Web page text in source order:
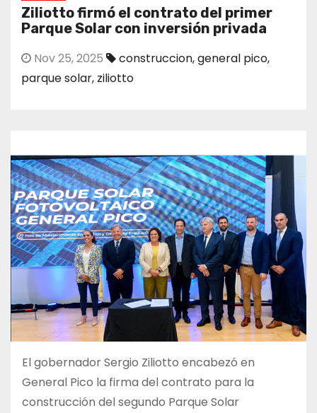
Ziliotto firmó el contrato del primer
Parque Solar con inversión privada
Nov 25, 2025 construccion,general pico,
parque solar, ziliotto
El gobernador Sergio Ziliotto encabezó en
General Pico la firma del contrato para la
construcción del segundo Parque Solar